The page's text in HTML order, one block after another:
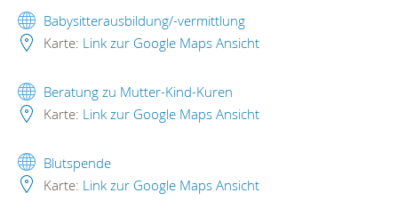
Babysitterausbildung/-vermittlung
Karte: Link zur Google Maps Ansicht
Beratung zu Mutter-Kind-Kuren
Karte: Link zur Google Maps Ansicht
Blutspende
Karte: Link zur Google Maps Ansicht